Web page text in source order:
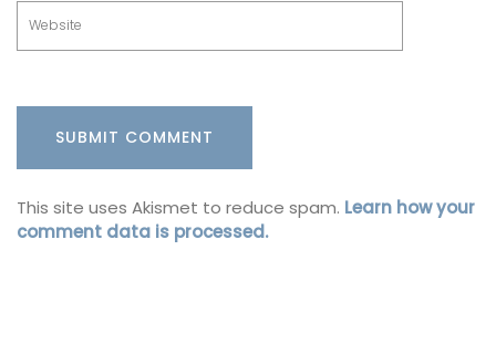
This site uses Akismet to reduce spam. Learn how your
comment data is processed.